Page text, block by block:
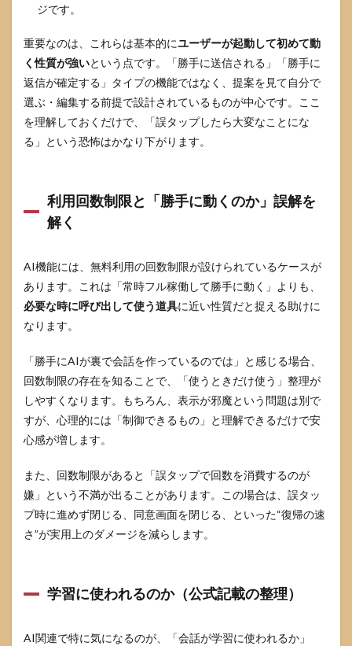
ジです。
重要なのは、これらは基本的にユーザーが起動して初めて動
く性質が強いという点です。「勝手に送信される」「勝手に
返信が確定する」タイプの機能ではなく、提案を見て自分で
選ぶ・編集する前提で設計されているものが中心です。ここ
を理解しておくだけで、「誤タップしたら大変なことにな
る」という恐怖はかなり下がります。
利用回数制限と「勝手に動くのか」誤解を
解く
AI機能には、無料利用の回数制限が設けられているケースが
あります。これは「常時フル稼働して勝手に動く」よりも、
必要な時に呼び出して使う道具に近い性質だと捉える助けに
なります。
「勝手にAIが裏で会話を作っているのでは」と感じる場合、
回数制限の存在を知ることで、「使うときだけ使う」整理が
しやすくなります。もちろん、表示が邪魔という問題は別で
すが、心理的には「制御できるもの」と理解できるだけで安
心感が増します。
また、回数制限があると「誤タップで回数を消費するのが
嫌」という不満が出ることがあります。この場合は、誤タッ
プ時に進めず閉じる、同意画面を閉じる、といった“復帰の速
さ”が実用上のダメージを減らします。
学習に使われるのか（公式記載の整理）
AI関連で特に気になるのが、「会話が学習に使われるか」